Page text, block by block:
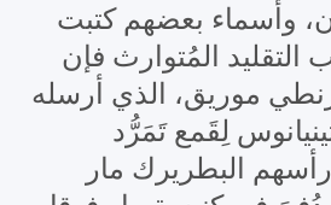
وأسماء بعضهم كتبت
التقليد المُتوارث فإن
موريق، الذي أرسله
لِقَمع تَمَرُّد
البطريرك مار